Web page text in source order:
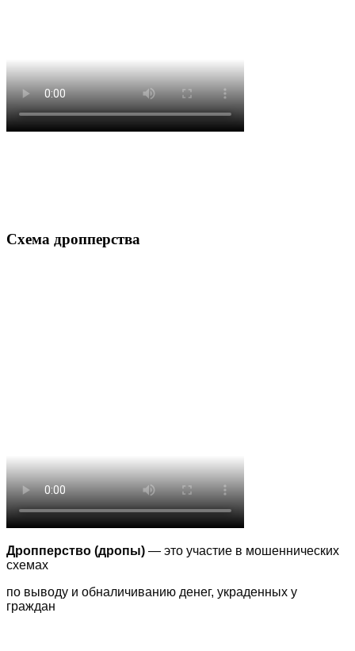
Схема дропперства
Дропперство (дропы) — это участие в мошеннических
схемах
по выводу и обналичиванию денег, украденных у
граждан